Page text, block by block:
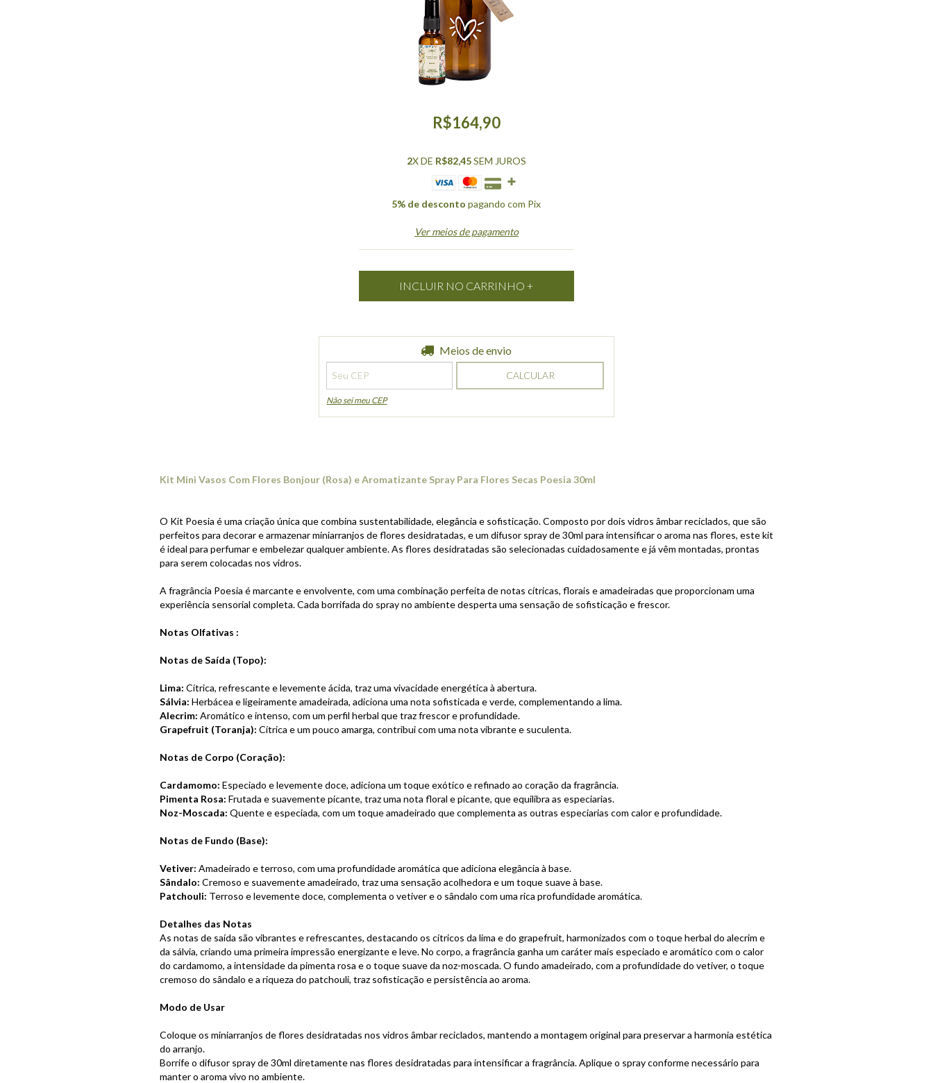
R$164,90
2X DE R$82,45SEM JUROS
5% de desconto pagando com Pix
Ver meios de pagamento
Meios de envio
CALCULAR
Não sei meu CEP
Kit Mini Vasos Com Flores Bonjour (Rosa) e Aromatizante Spray Para Flores Secas Poesia 30ml
O Kit Poesia é uma criação única que combina sustentabilidade, elegância e sofisticação. Composto por dois vidros âmbar reciclados, que são
perfeitos para decorar e armazenar miniarranjos de flores desidratadas, e um difusor spray de 30ml para intensificar o aroma nas flores, este kit
é ideal para perfumar e embelezar qualquer ambiente. As flores desidratadas são selecionadas cuidadosamente e já vêm montadas, prontas
para serem colocadas nos vidros.
A fragrância Poesia é marcante e envolvente, com uma combinação perfeita de notas cítricas, florais e amadeiradas que proporcionam uma
experiência sensorial completa. Cada borrifada do spray no ambiente desperta uma sensação de sofisticação e frescor.
Notas Olfativas :
Notas de Saída (Topo):
Lima: Cítrica, refrescante e levemente ácida, traz uma vivacidade energética à abertura.
Sálvia: Herbácea e ligeiramente amadeirada, adiciona uma nota sofisticada e verde, complementando a lima.
Alecrim: Aromático e intenso, com um perfil herbal que traz frescor e profundidade.
Grapefruit (Toranja): Cítrica e um pouco amarga, contribui com uma nota vibrante e suculenta.
Notas de Corpo (Coração):
Cardamomo: Especiado e levemente doce, adiciona um toque exótico e refinado ao coração da fragrância.
Pimenta Rosa: Frutada e suavemente picante, traz uma nota floral e picante, que equilibra as especiarias.
Noz-Moscada: Quente e especiada, com um toque amadeirado que complementa as outras especiarias com calor e profundidade.
Notas de Fundo (Base):
Vetiver: Amadeirado e terroso, com uma profundidade aromática que adiciona elegância à base.
Sândalo: Cremoso e suavemente amadeirado, traz uma sensação acolhedora e um toque suave à base.
Patchouli: Terroso e levemente doce, complementa o vetiver e o sândalo com uma rica profundidade aromática.
Detalhes das Notas
As notas de saída são vibrantes e refrescantes, destacando os cítricos da lima e do grapefruit, harmonizados com o toque herbal do alecrim e
da sálvia, criando uma primeira impressão energizante e leve. No corpo, a fragrância ganha um caráter mais especiado e aromático com o calor
do cardamomo, a intensidade da pimenta rosa e o toque suave da noz-moscada. O fundo amadeirado, com a profundidade do vetiver, o toque
cremoso do sândalo e a riqueza do patchouli, traz sofisticação e persistência ao aroma.
Modo de Usar
Coloque os miniarranjos de flores desidratadas nos vidros âmbar reciclados, mantendo a montagem original para preservar a harmonia estética
do arranjo.
Borrife o difusor spray de 30ml diretamente nas flores desidratadas para intensificar a fragrância. Aplique o spray conforme necessário para
manter o aroma vivo no ambiente.